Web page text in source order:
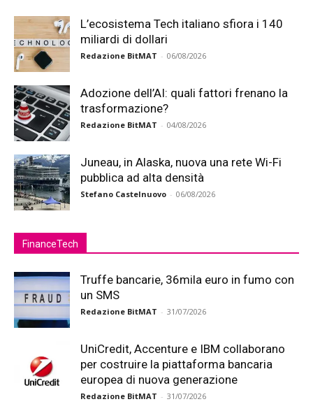
L’ecosistema Tech italiano sfiora i 140
miliardi di dollari
Redazione BitMAT - 06/08/2026
Adozione dell’AI: quali fattori frenano la
trasformazione?
Redazione BitMAT - 04/08/2026
Juneau, in Alaska, nuova una rete Wi-Fi
pubblica ad alta densità
Stefano Castelnuovo - 06/08/2026
FinanceTech
Truffe bancarie, 36mila euro in fumo con
un SMS
Redazione BitMAT - 31/07/2026
UniCredit, Accenture e IBM collaborano
per costruire la piattaforma bancaria
europea di nuova generazione
Redazione BitMAT - 31/07/2026